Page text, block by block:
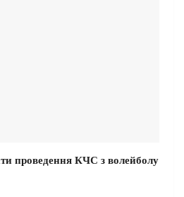
проведення КЧС з волейболу